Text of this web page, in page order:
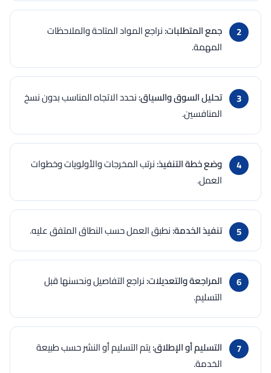
جمع المتطلبات:نراجع المواد المتاحة والملاحظات
المهمة.
تحليل السوق والسياق:نحدد الاتجاه المناسب بدون نسخ
المنافسين.
وضع خطة التنفيذ:نرتب المخرجات والأولويات وخطوات
العمل.
تنفيذ الخدمة:نطبق العمل حسب النطاق المتفق عليه.
المراجعة والتعديلات:نراجع التفاصيل ونحسنها قبل
التسليم.
التسليم أو الإطلاق:يتم التسليم أو النشر حسب طبيعة
الخدمة.